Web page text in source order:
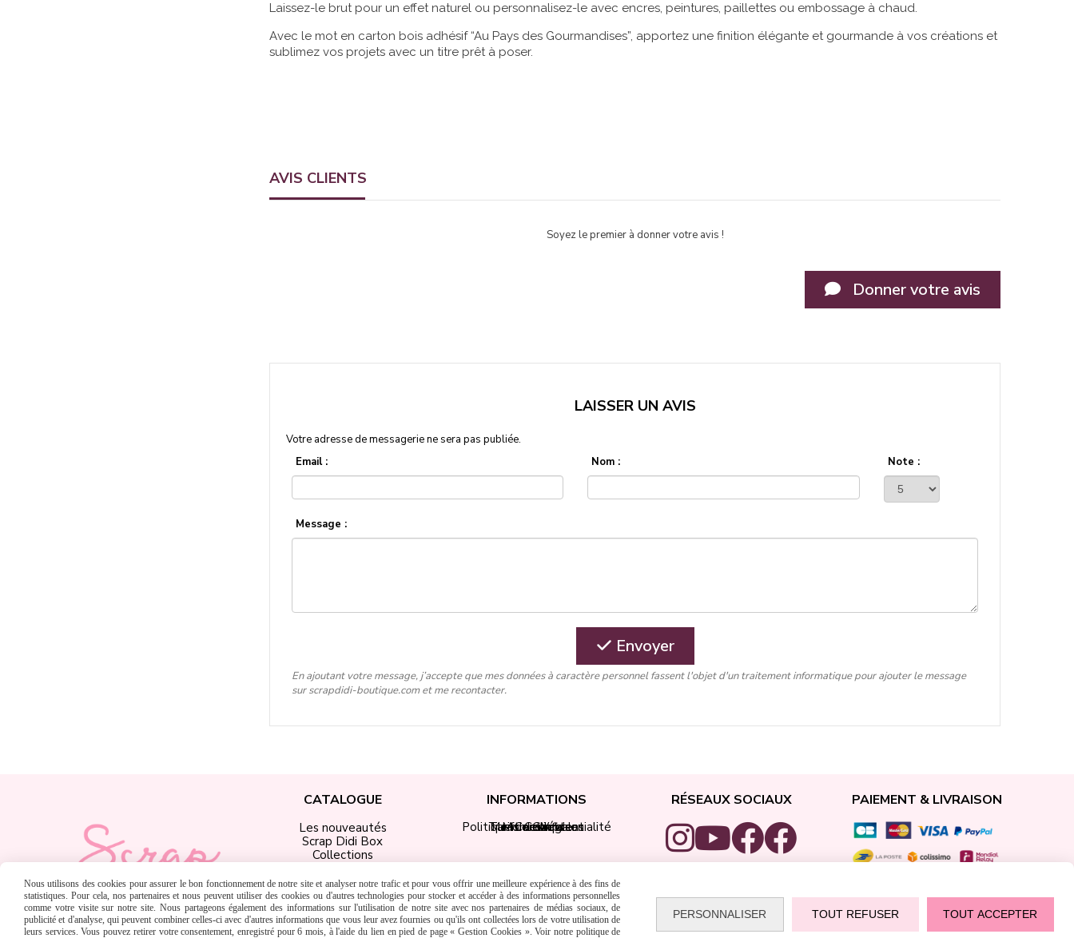
Laissez-le brut pour un effet naturel ou personnalisez-le avec encres, peintures, paillettes ou embossage à chaud.
Avec le mot en carton bois adhésif “Au Pays des Gourmandises”, apportez une finition élégante et gourmande à vos créations et
sublimez vos projets avec un titre prêt à poser.
AVIS CLIENTS
Soyez le premier à donner votre avis !
Donner votre avis
LAISSER UN AVIS
Votre adresse de messagerie ne sera pas publiée.
Email :
Nom : Note :
Message :
Envoyer
En ajoutant votre message, j’accepte que mes données à caractère personnel fassent l'objet d'un traitement informatique pour ajouter le message
sur scrapdidi-boutique.com et me recontacter.
CATALOGUE
Les nouveautés
Scrap Didi Box
Collections
Matériel & Encre
Chèques Cadeaux
INFORMATIONS
Contact
Mon compte
CGV
Politique de confidentialité
Mentions légales
Tarifs de livraison
RÉSEAUX SOCIAUX PAIEMENT & LIVRAISON
Facebook est désactivé. Autoriser
Nous utilisons des cookies pour assurer le bon fonctionnement de notre site et analyser notre trafic et pour vous offrir une meilleure expérience à des fins de
statistiques. Pour cela, nos partenaires et nous peuvent utiliser des cookies ou d'autres technologies pour stocker et accéder à des informations personnelles
comme votre visite sur notre site. Nous partageons également des informations sur l'utilisation de notre site avec nos partenaires de médias sociaux, de
publicité et d'analyse, qui peuvent combiner celles-ci avec d'autres informations que vous leur avez fournies ou qu'ils ont collectées lors de votre utilisation de
leurs services. Vous pouvez retirer votre consentement, enregistré pour 6 mois, à l'aide du lien en pied de page « Gestion Cookies ». Voir notre politique de
PERSONNALISER TOUT REFUSER TOUT ACCEPTER